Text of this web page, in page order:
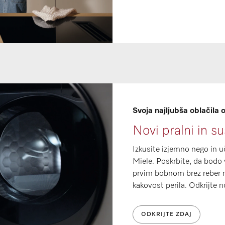
Svoja najljubša oblačila
Novi pralni in
Izkusite izjemno nego in
Miele. Poskrbite, da
prvim bobnom brez reber
kakovost perila. Odkrijte
ODKRIJTE ZDAJ